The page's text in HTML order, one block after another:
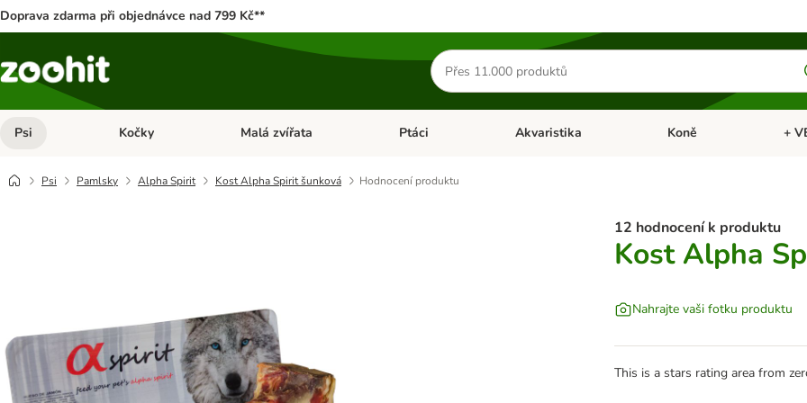
Doprava zdarma při objednávce nad 799 Kč**
Hledat
produkty
Psi Otevřít menu: Psi
Kočky Otevřít menu: Kočky
Malá zvířata Otevřít menu: Malá zvířata
Ptáci Otevřít menu: Ptáci
Akvaristika Otevřít menu: Akvaristika
Koně +
Psi Pamlsky Alpha Spirit Kost Alpha Spirit šunková Hodnocení produktu
12 hodnocení k produktu
Kost Alpha
Nahrajte vaši fotku produktu
This is a stars rating area from